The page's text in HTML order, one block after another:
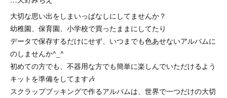
大切な思い出をしまいっぱなしにしてませんか？
幼稚園、保育園、小学校で買ったままにしてたり
データで保存するだけにせず、いつまでも色あせないアルバムに
のしませんか^_^
初めての方でも、不器用な方でも簡単に楽しんでいただけるよう
キットを準備をしてます🎶
スクラップブッキングで作るアルバムは、世界で一つだけの大切